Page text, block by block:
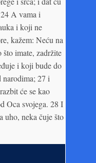
A vama i
i koji ne
kažem: Neću na
što imate, zadržite
i koji bude do
narodima; 27 i
će se kao
Oca svojega. 28 I
uho, neka čuje što